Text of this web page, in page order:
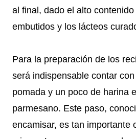
al final, dado el alto
embutidos y los lácteos
Para la preparación de los
será indispensable contar
pomada y un poco de harina
parmesano. Este paso,
encamisar, es tan importante